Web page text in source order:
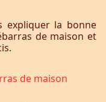
expliquer la bonne
de maison et
de maison